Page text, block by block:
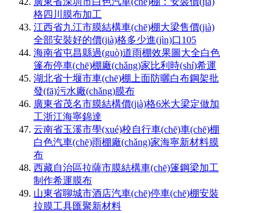
格四川膜布加工
江西省九江市膜結構車(chē)棚大梁售價(jià)
全部安裝好的價(jià)格多少進(jìn)口105
海南省屯昌縣過(guò)道雨棚效果圖大全白色
篷布停車(chē)棚廠(chǎng)家比利時(shí)希運
湖北省十堰市車(chē)棚上面防曬白布鋼架批
發(fā)污水廠(chǎng)膜布
廣東省茂名市膜結構價(jià)格6米大梁定做加
工浙江海寧錦達
云南省玉溪市學(xué)校自行車(chē)車(chē)棚
白色汽車(chē)雨棚廠(chǎng)家海寧新材料膜
布
西藏自治區拉薩市膜結構車(chē)篷鋼梁加工
制作希運膜布
山東省聊城市酒店汽車(chē)停車(chē)棚安裝
拉膜工具匯聚新材料